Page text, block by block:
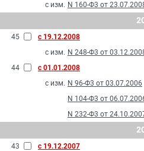
с изм. N 160-Ф3 от
45
с 19.12.2008
с изм. N 248-Ф3 от
44
с 01.01.2008
с изм. N 96-Ф3 от 03.07.2006
N 104-Ф3 от
N 232-Ф3 от
43
с 19.12.2007